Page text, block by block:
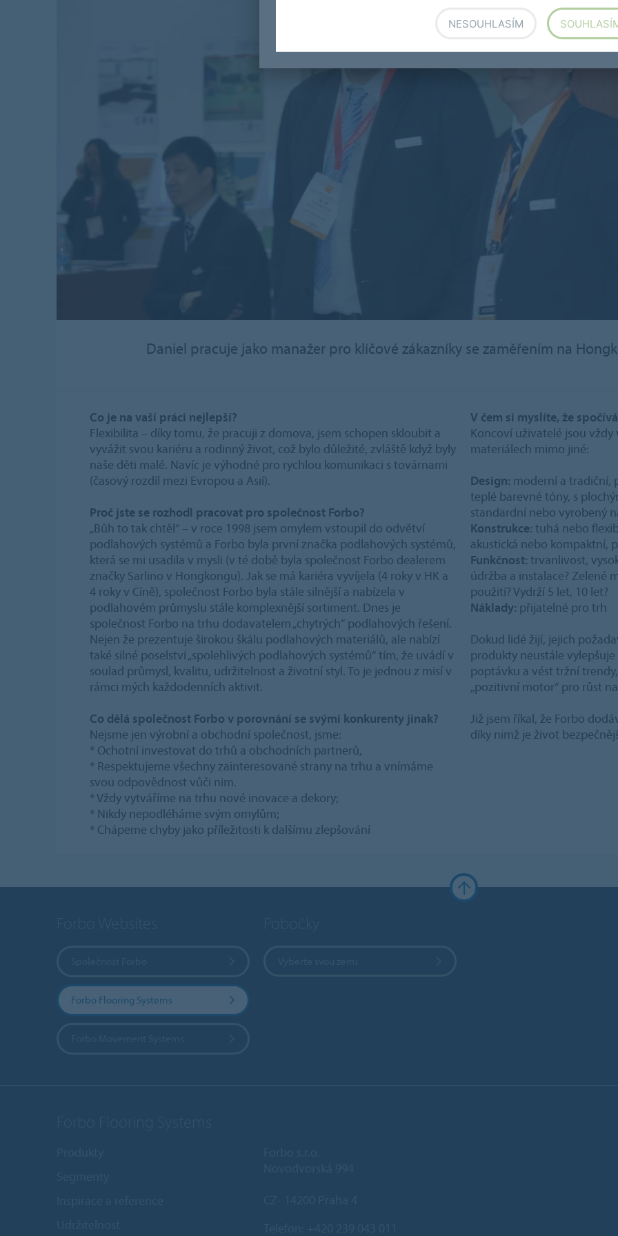
Daniel pracuje jako manažer pro klíčové zákazníky se zaměřením na
Co je na vaší práci nejlepší?
Flexibilita – díky tomu, že pracuji z domova, jsem schopen skloubit a
vyvážit svou kariéru a rodinný život, což bylo důležité, zvláště když byly
naše děti malé. Navíc je výhodné pro rychlou komunikaci s továrnami
(časový rozdíl mezi Evropou a Asií).
Proč jste se rozhodl pracovat pro společnost Forbo?
„Bůh to tak chtěl“ – v roce 1998 jsem omylem vstoupil do odvětví
podlahových systémů a Forbo byla první značka podlahových systémů,
která se mi usadila v mysli (v té době byla společnost Forbo dealerem
značky Sarlino v Hongkongu). Jak se má kariéra vyvíjela (4 roky v HK a
4 roky v Číně), společnost Forbo byla stále silnější a nabízela v
podlahovém průmyslu stále komplexnější sortiment. Dnes je
společnost Forbo na trhu dodavatelem „chytrých“ podlahových řešení.
Nejen že prezentuje širokou škálu podlahových materiálů, ale nabízí
také silné poselství „spolehlivých podlahových systémů“ tím, že uvádí v
soulad průmysl, kvalitu, udržitelnost a životní styl. To je jednou z misí v
rámci mých každodenních aktivit.
Co dělá společnost Forbo v porovnání se svými konkurenty jinak?
Nejsme jen výrobní a obchodní společnost, jsme:
* Ochotní investovat do trhů a obchodních partnerů,
* Respektujeme všechny zainteresované strany na trhu a vnímáme
svou odpovědnost vůči nim.
* Vždy vytváříme na trhu nové inovace a dekory;
* Nikdy nepodléháme svým omylům;
* Chápeme chyby jako příležitosti k dalšímu zlepšování
V čem si myslíte, že
Koncoví uživatelé jsou
materiálech mimo jiné:
Design: moderní a tradiční,
teplé barevné tóny, s
standardní nebo vyrobený
Konstrukce: tuhá nebo
akustická nebo kompaktní,
Funkčnost: trvanlivost,
údržba a instalace? Zelené
použití? Vydrží 5 let, 10 let?
Náklady: přijatelné pro trh
Dokud lidé žijí, jejich
produkty neustále
poptávku a vést tržní
„pozitivní motor“ pro růst
Již jsem říkal, že Forbo
díky nimž je život
Forbo Flooring Systems
NESOUHLASÍM